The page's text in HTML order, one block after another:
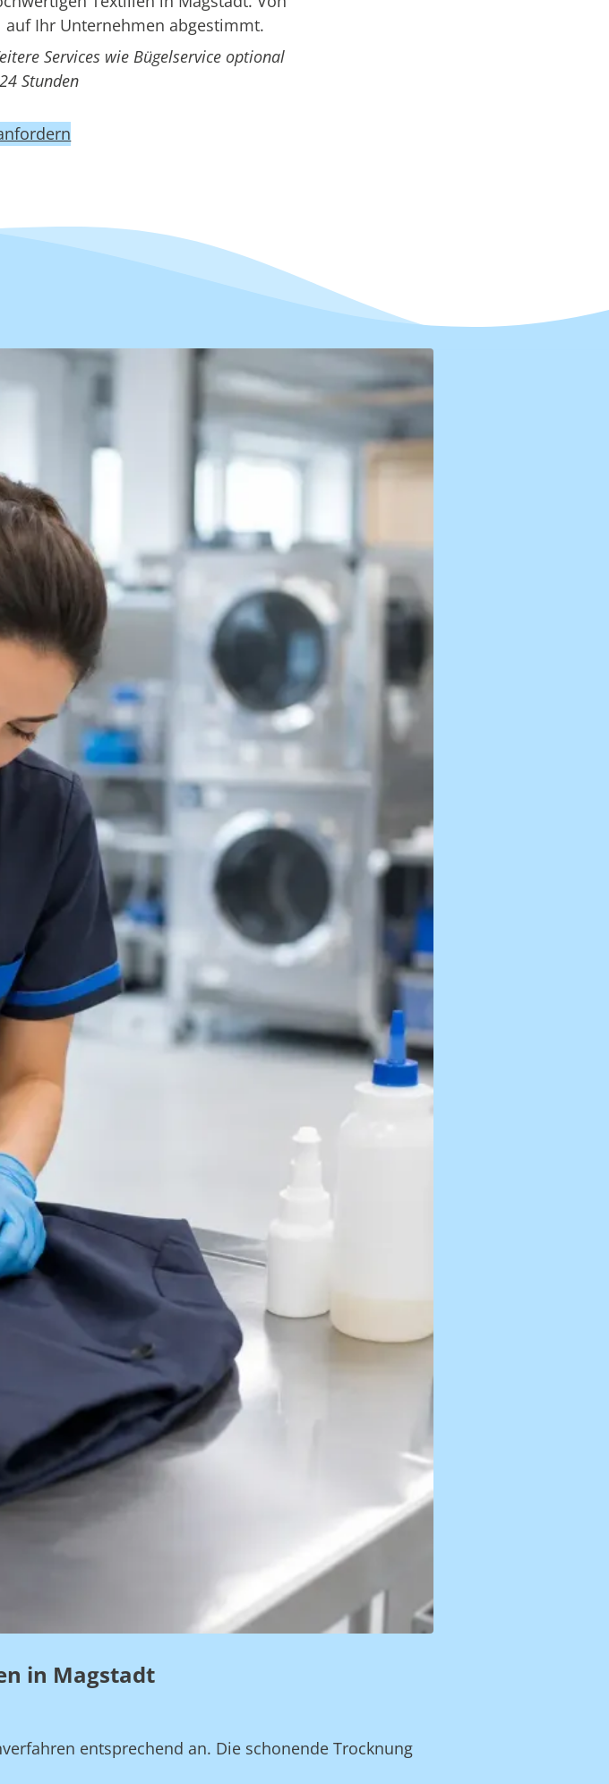
Ihr Unternehmen abgestimmt.
Services wie Bügelservice optional
Stunden
in Magstadt
entsprechend an. Die schonende Trocknung